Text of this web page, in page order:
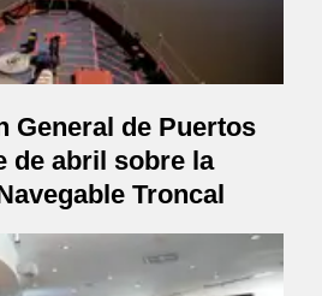
General de Puertos
de abril sobre la
Troncal